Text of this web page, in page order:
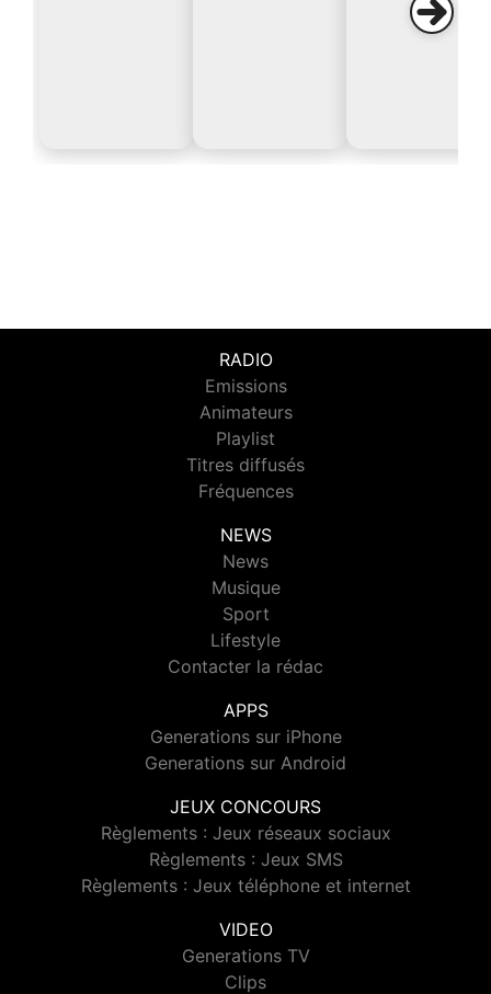
RADIO
Emissions
Animateurs
Playlist
Titres diffusés
Fréquences
NEWS
News
Musique
Sport
Lifestyle
Contacter la rédac
APPS
Generations sur iPhone
Generations sur Android
JEUX CONCOURS
Règlements : Jeux réseaux sociaux
Règlements : Jeux SMS
Règlements : Jeux téléphone et internet
VIDEO
Generations TV
Clips